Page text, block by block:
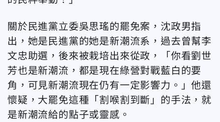
關於民進黨立委吳思瑤的罷免案，沈政男指
出，她是民進黨的她是新潮流系，過去曾幫李
文忠助選，後來被栽培出來從政，「你看劉世
芳也是新潮流，都是現在綠營對戰藍白的要
角，可見新潮流現在仍有一定影響力。」他還
懷疑，大罷免這種「割喉割到斷」的手法，就
是新潮流給的點子或靈感。